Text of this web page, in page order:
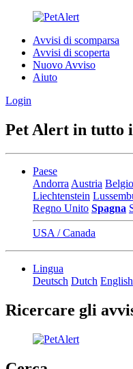
Avvisi di scomparsa
Avvisi di scoperta
Nuovo Avviso
Aiuto
Login
Pet Alert in tutto
Paese
Andorra Austria Belgio
Liechtenstein
Regno Unito Spagna
USA / Canada
Lingua
Deutsch Dutch English
Ricercare gli